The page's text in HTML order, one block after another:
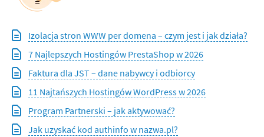
Izolacja stron WWW per domena – czym jest i jak działa?
7 Najlepszych Hostingów PrestaShop w 2026
Faktura dla JST – dane nabywcy i odbiorcy
11 Najtańszych Hostingów WordPress w 2026
Program Partnerski – jak aktywować?
Jak uzyskać kod authinfo w nazwa.pl?